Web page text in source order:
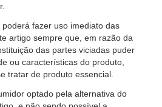
fazer uso imediato das
artigo sempre que, em razão da
das partes viciadas puder
ou características do produto,
tratar de produto essencial.
optado pela alternativa do